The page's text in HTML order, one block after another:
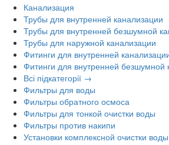
Канализация
Трубы для внутренней канализации
Трубы для внутренней безшумной
Трубы для наружной канализации
Фитинги для внутренней
Фитинги для внутренней безшумной
Всі підкатегорії →
Фильтры для воды
Фильтры обратного осмоса
Фильтры для тонкой очистки воды
Фильтры против накипи
Установки комплексной очистки воды